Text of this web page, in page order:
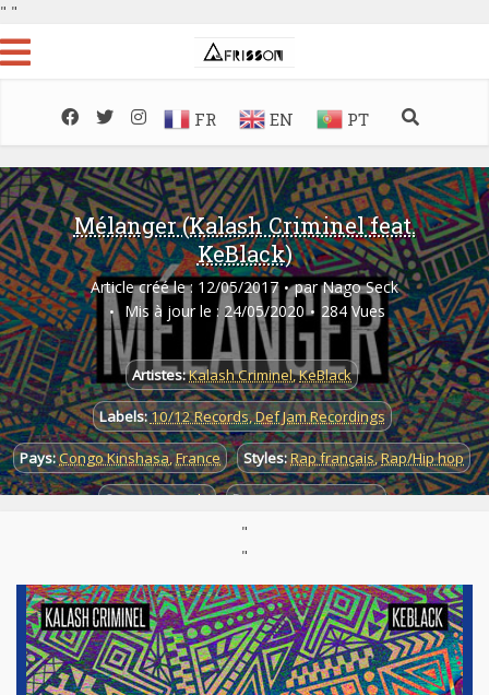
" "
FR EN PT
Mélanger (Kalash Criminel feat.
KeBlack)
Article créé le : 12/05/2017 par Nago Seck
Mis à jour le : 24/05/2020
284 Vues
Artistes:Kalash Criminel,KeBlack
Labels:10/12 Records,Def Jam Recordings
Pays:Congo Kinshasa,France Styles:Rap français,Rap/Hip hop
Support :Single Parution :12/05/2017
"
"